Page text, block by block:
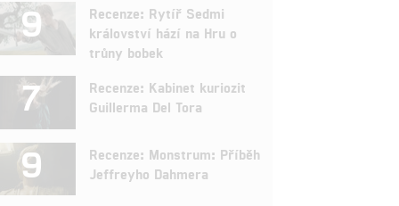
9
Recenze: Rytíř Sedmi
království hází na Hru o
trůny bobek
7
Recenze: Kabinet kuriozit
Guillerma Del Tora
9
Recenze: Monstrum: Příběh
Jeffreyho Dahmera